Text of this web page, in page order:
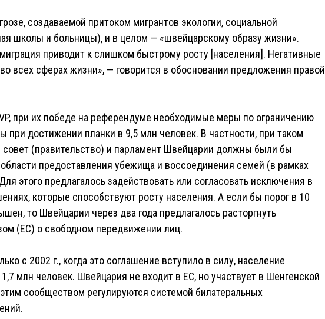
создаваемой притоком мигрантов экологии, социальной
школы и больницы), и в целом — «швейцарскому образу жизни».
приводит к слишком быстрому росту [населения]. Негативные
всех сферах жизни», — говорится в обосновании предложения правой
при их победе на референдуме необходимые меры по ограничению
при достижении планки в 9,5 млн человек. В частности, при таком
(правительство) и парламент Швейцарии должны были бы
предоставления убежища и воссоединения семей (в рамках
этого предлагалось задействовать или согласовать исключения в
которые способствуют росту населения. А если бы порог в 10
то Швейцарии через два года предлагалось расторгнуть
(ЕС) о свободном передвижении лиц.
с 2002 г., когда это соглашение вступило в силу, население
млн человек. Швейцария не входит в ЕС, но участвует в Шенгенской
сообществом регулируются системой билатеральных